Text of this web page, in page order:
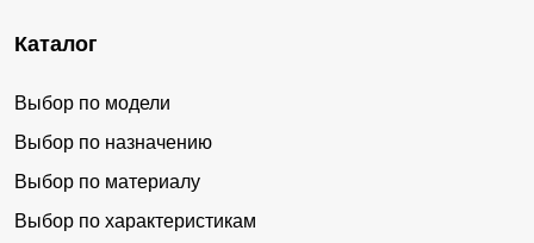
Каталог
Выбор по модели
Выбор по назначению
Выбор по материалу
Выбор по характеристикам